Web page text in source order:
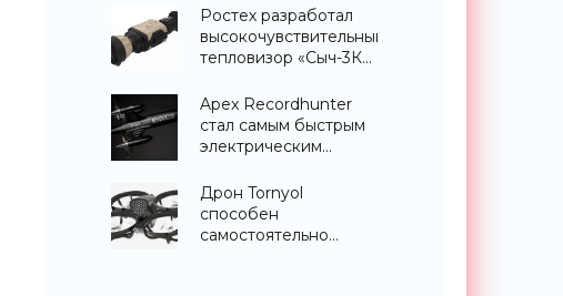
земли -
«Беспилотники»
Ростех разработал
высокочувствительный
тепловизор «Сыч-3К»
распознавания до 2
км - «Гаджеты»
Apex Recordhunter
стал самым быстрым
электрическим
«Беспилотники»
Дрон Tornyol
способен
самостоятельно